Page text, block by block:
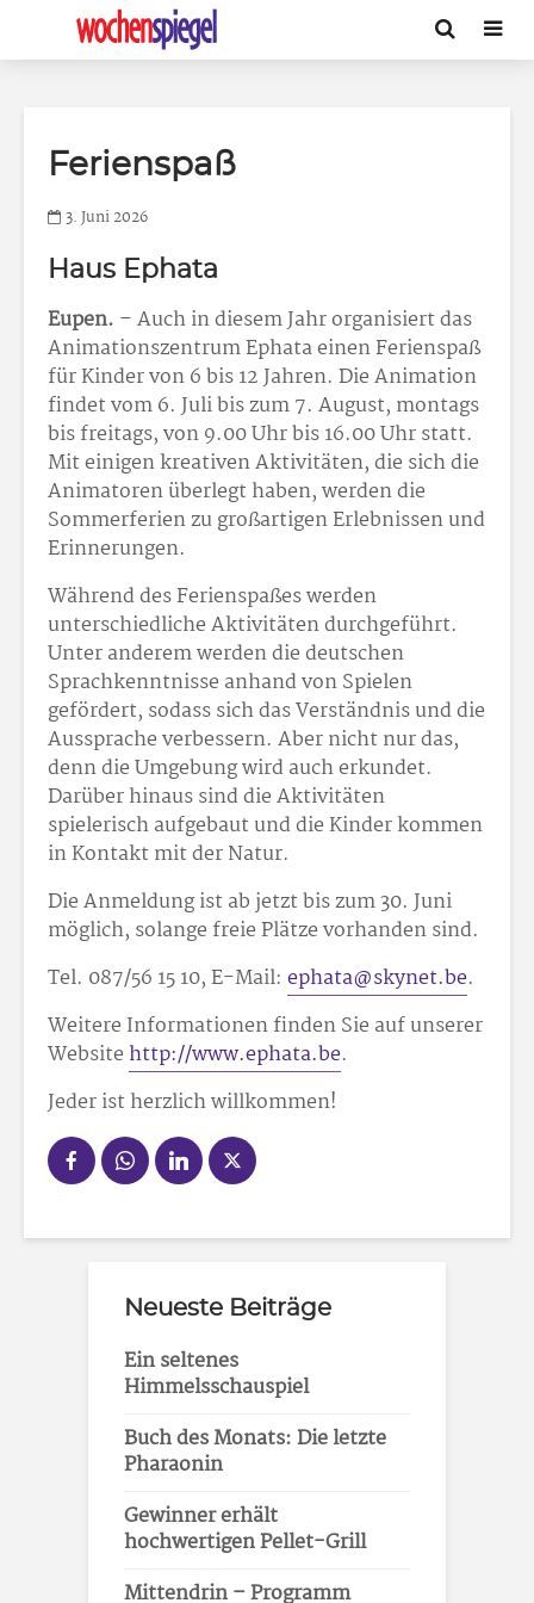
Ferienspaß
3. Juni 2026
Haus Ephata
Eupen. – Auch in diesem Jahr organisiert das
Animationszentrum Ephata einen Ferienspaß
für Kinder von 6 bis 12 Jahren. Die Animation
findet vom 6. Juli bis zum 7. August, montags
bis freitags, von 9.00 Uhr bis 16.00 Uhr statt.
Mit einigen kreativen Aktivitäten, die sich die
Animatoren überlegt haben, werden die
Sommerferien zu großartigen Erlebnissen und
Erinnerungen.
Während des Ferienspaßes werden
unterschiedliche Aktivitäten durchgeführt.
Unter anderem werden die deutschen
Sprachkenntnisse anhand von Spielen
gefördert, sodass sich das Verständnis und die
Aussprache verbessern. Aber nicht nur das,
denn die Umgebung wird auch erkundet.
Darüber hinaus sind die Aktivitäten
spielerisch aufgebaut und die Kinder kommen
in Kontakt mit der Natur.
Die Anmeldung ist ab jetzt bis zum 30. Juni
möglich, solange freie Plätze vorhanden sind.
Tel. 087/56 15 10, E-Mail: ephata@skynet.be.
Weitere Informationen finden Sie auf unserer
Website http://www.ephata.be.
Jeder ist herzlich willkommen!
Neueste Beiträge
Ein seltenes
Himmelsschauspiel
Buch des Monats: Die letzte
Pharaonin
Gewinner erhält
hochwertigen Pellet-Grill
Mittendrin – Programm